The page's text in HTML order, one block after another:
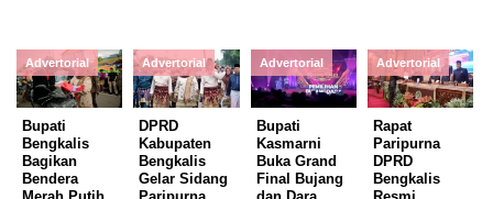
Advertorial
Bupati
Bengkalis
Bagikan
Bendera
Advertorial
DPRD
Kabupaten
Bengkalis
Gelar Sidang
Advertorial
Bupati
Kasmarni
Buka Grand
Final Bujang
Advertorial
Rapat
Paripurna
DPRD
Bengkalis